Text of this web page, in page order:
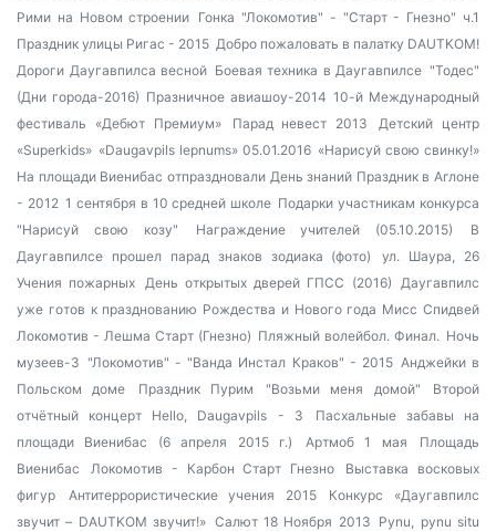
Рими на Новом строении Гонка "Локомотив" - "Старт - Гнезно" ч.1
Праздник улицы Ригас - 2015 Добро пожаловать в палатку DAUTKOM!
Дороги Даугавпилса весной Боевая техника в Даугавпилсе "Тодес"
(Дни города-2016) Празничное авиашоу-2014 10-й Международный
фестиваль «Дебют Премиум»
Парад невест 2013
Детский центр
«Superkids» «Daugavpils lepnums» 05.01.2016 «Нарисуй свою свинку!»
На площади Виенибас отпраздновали День знаний Праздник в Аглоне
- 2012 1 сентября в 10 средней школе Подарки участникам конкурса
"Нарисуй свою козу"
Награждение учителей (05.10.2015)
В
Даугавпилсе прошел парад знаков зодиака (фото)
ул. Шаура, 26
Учения пожарных День открытых дверей ГПСС (2016)
Даугавпилс
уже готов к празднованию Рождества и Нового года Мисс Спидвей
Локомотив - Лешма Старт (Гнезно) Пляжный волейбол. Финал. Ночь
музеев-3 "Локомотив" - "Ванда Инстал Краков" - 2015 Анджейки в
Польском доме
Праздник Пурим "Возьми меня домой"
Второй
отчётный концерт Hello, Daugavpils - 3
Пасхальные забавы на
площади Виенибас (6 апреля 2015 г.)
Артмоб 1 мая
Площадь
Виенибас
Локомотив - Карбон Старт Гнезно
Выставка восковых
фигур
Антитеррористические учения 2015
Конкурс «Даугавпилс
звучит – DAUTKOM звучит!» Салют 18 Ноября 2013 Pynu, pynu situ